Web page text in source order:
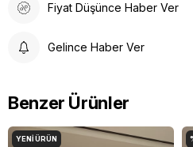
Fiyat Düşünce Haber Ver
Gelince Haber Ver
Benzer Ürünler
YENI ÜRÜN